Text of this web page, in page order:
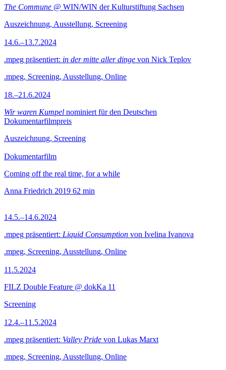
The Commune @ WIN/WIN der Kulturstiftung Sachsen
Auszeichnung, Ausstellung, Screening
14.6.–13.7.2024
.mpeg präsentiert: in der mitte aller dinge von Nick Teplov
.mpeg, Screening, Ausstellung, Online
18.–21.6.2024
Wir waren Kumpel nominiert für den Deutschen
Dokumentarfilmpreis
Auszeichnung, Screening
Dokumentarfilm
Coming off the real time, for a while
Anna Friedrich 2019 62 min
14.5.–14.6.2024
.mpeg präsentiert: Liquid Consumption von Ivelina Ivanova
.mpeg, Screening, Ausstellung, Online
11.5.2024
FILZ Double Feature @ dokKa 11
Screening
12.4.–11.5.2024
.mpeg präsentiert: Valley Pride von Lukas Marxt
.mpeg, Screening, Ausstellung, Online